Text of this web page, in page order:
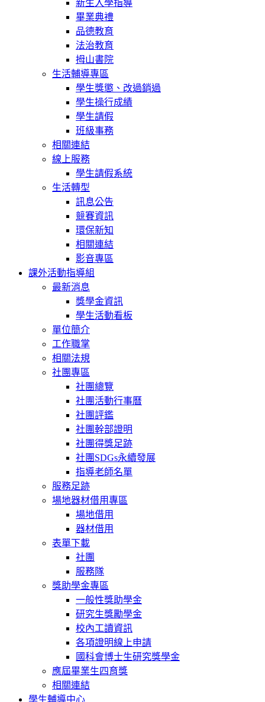
新生入學指導
畢業典禮
品德教育
法治教育
拇山書院
生活輔導專區
學生獎懲、改過銷過
學生操行成績
學生請假
班級事務
相關連結
線上服務
學生請假系統
生活轉型
訊息公告
競賽資訊
環保新知
相關連結
影音專區
課外活動指導組
最新消息
獎學金資訊
學生活動看板
單位簡介
工作職掌
相關法規
社團專區
社團總覽
社團活動行事曆
社團評鑑
社團幹部證明
社團得獎足跡
社團SDGs永續發展
指導老師名單
服務足跡
場地器材借用專區
場地借用
器材借用
表單下載
社團
服務隊
獎助學金專區
一般性獎助學金
研究生獎勵學金
校內工讀資訊
各項證明線上申請
國科會博士生研究獎學金
應屆畢業生四育獎
相關連結
學生輔導中心